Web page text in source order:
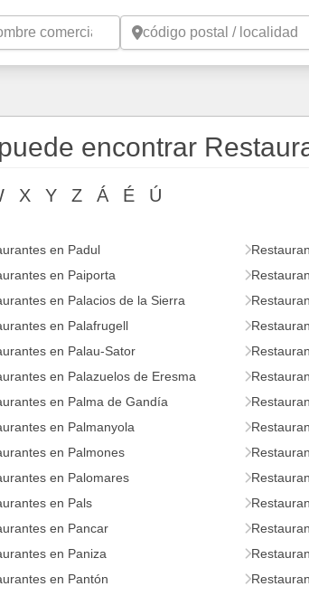
encontrar
X Y Z Á É Ú
en Padul
en Paiporta
en Palacios de la Sierra
en Palafrugell
en Palau-Sator
en Palazuelos de Eresma
en Palma de Gandía
en Palmanyola
en Palmones
en Palomares
en Pals
en Pancar
en Paniza
en Pantón